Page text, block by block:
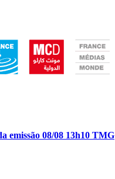
emissão 08/08 13h10 TMG